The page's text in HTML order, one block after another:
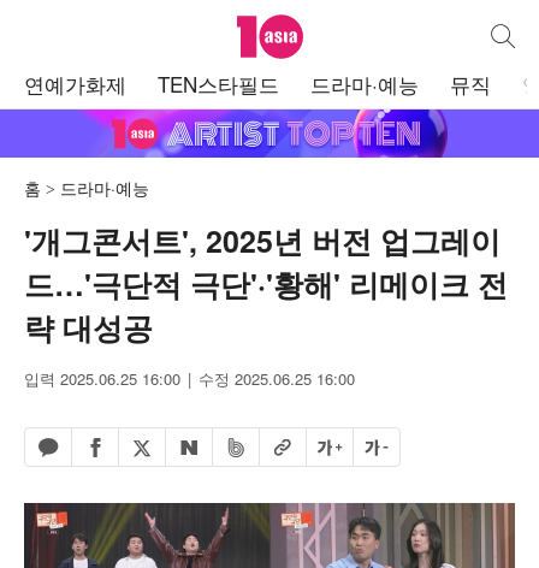
텐아시아 통합
연예가화제 TEN스타필드 드라마·예능 뮤직
홈 드라마·예능
'개그콘서트', 2025년 버전 업그레이
드…'극단적 극단'·'황해' 리메이크 전
략 대성공
입력 2025.06.25 16:00 수정 2025.06.25 16:00
카카오톡 공유하기
페이스북 공유하기
엑스 공유하기
네이버 공유하기
밴드 공유하기
URL복사글자 크게글자 작게